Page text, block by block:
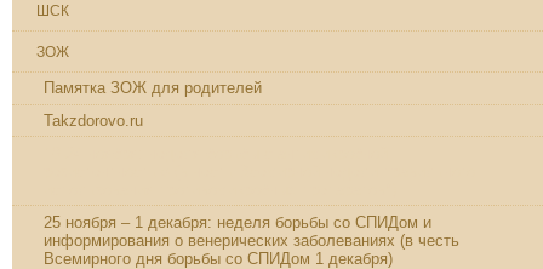
ШСК
ЗОЖ
Памятка ЗОЖ для родителей
Takzdorovo.ru
25 ноября – 1 декабря: неделя борьбы со СПИДом и
информирования о венерических заболеваниях (в честь
Всемирного дня борьбы со СПИДом 1 декабря)